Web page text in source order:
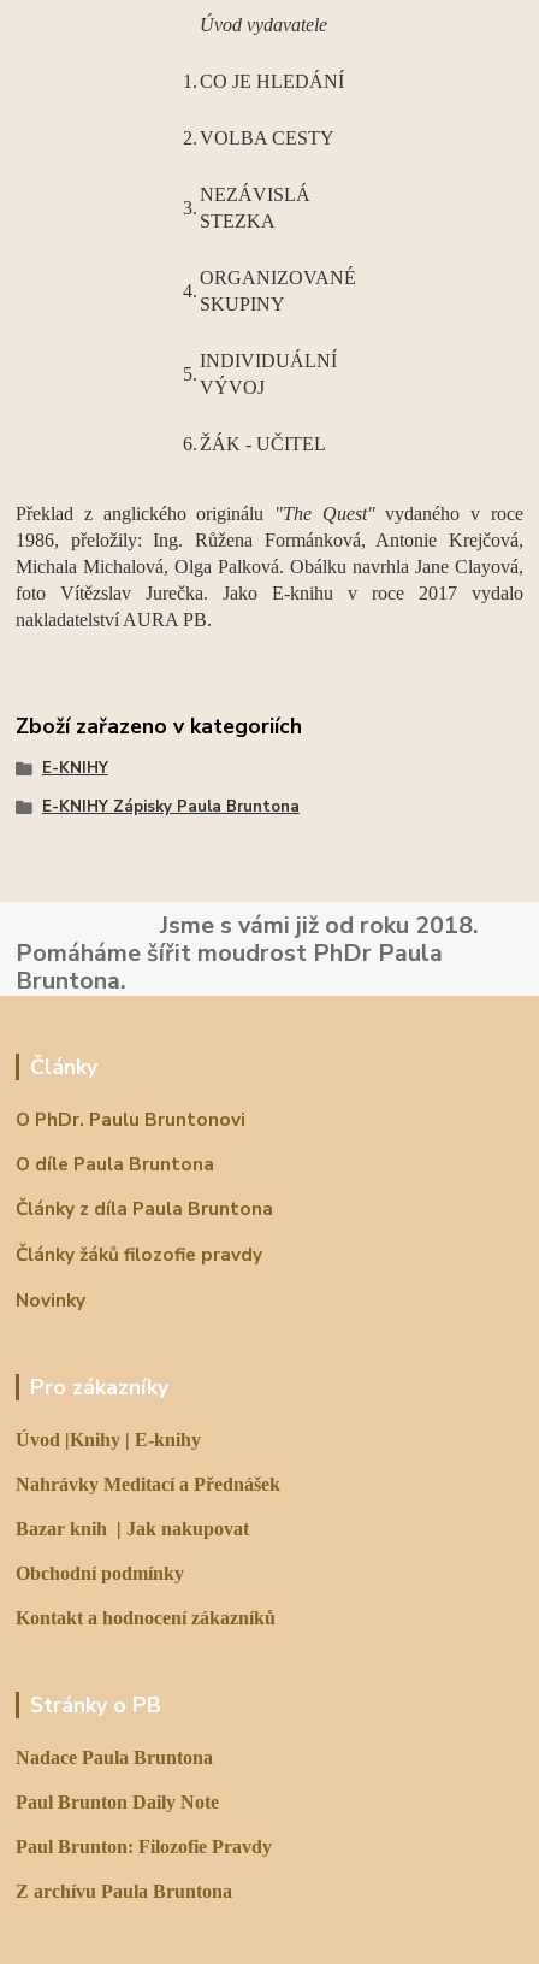
Úvod vydavatele
1.CO JE HLEDÁNÍ
2.VOLBA CESTY
3.
NEZÁVISLÁ
STEZKA
4.
ORGANIZOVANÉ
SKUPINY
5.
INDIVIDUÁLNÍ
VÝVOJ
6. ŽÁK - UČITEL
Překlad z anglického originálu "The Quest"vydaného v roce
1986, přeložily: Ing. Růžena Formánková, Antonie Krejčová,
Michala Michalová, Olga Palková. Obálku navrhla Jane Clayová,
foto Vítězslav Jurečka.Jako E-knihu v roce 2017 vydalo
nakladatelství AURA PB.
Zboží zařazeno v kategoriích
E-KNIHY
E-KNIHY Zápisky Paula Bruntona
Jsme s vámi již od roku 2018.
Pomáháme šířit moudrost PhDr Paula
Bruntona.
Články
O PhDr. Paulu Bruntonovi
O díle Paula Bruntona
Články z díla Paula Bruntona
Články žáků filozofie pravdy
Novinky
Pro zákazníky
Úvod |Knihy |E-knihy
Nahrávky Meditací a Přednášek
Bazar knih |Jak nakupovat
Obchodní podmínky
Kontakt a hodnocení zákazníků
Stránky o PB
Nadace Paula Bruntona
Paul Brunton Daily Note
Paul Brunton: Filozofie Pravdy
Z archívu Paula Bruntona